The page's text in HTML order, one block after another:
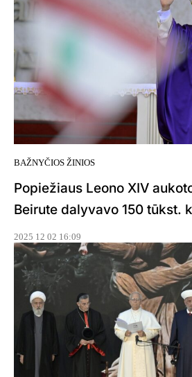
BAŽNYČIOS ŽINIOS
Popiežiaus Leono XIV
Beirute dalyvavo 150 tūkst.
2025 12 02 16:09